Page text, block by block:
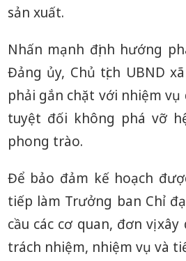
sản xuất.
Nhấn mạnh định hướng
Đảng ủy, Chủ tịch UBND
phải gắn chặt với nhiệm
tuyệt đối không phá vỡ
phong trào.
Để bảo đảm kế hoạch
tiếp làm Trưởng ban Chỉ
cầu các cơ quan, đơn vị
trách nhiệm, nhiệm vụ và